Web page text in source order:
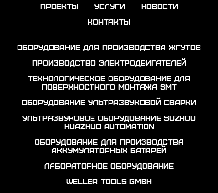
проекты
услуги
новости
контакты
Оборудование для производства жгутов
Производство электродвигателей
Технологическое оборудование для
поверхностного монтажа SMT
Оборудование ультразвуковой сварки
Ультразвуковое оборудование Suzhou
Huazhuo automation
Оборудование для производства
аккумуляторных батарей
Лабораторное оборудование
Weller Tools GmbH